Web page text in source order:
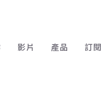
影片 產品 訂閱